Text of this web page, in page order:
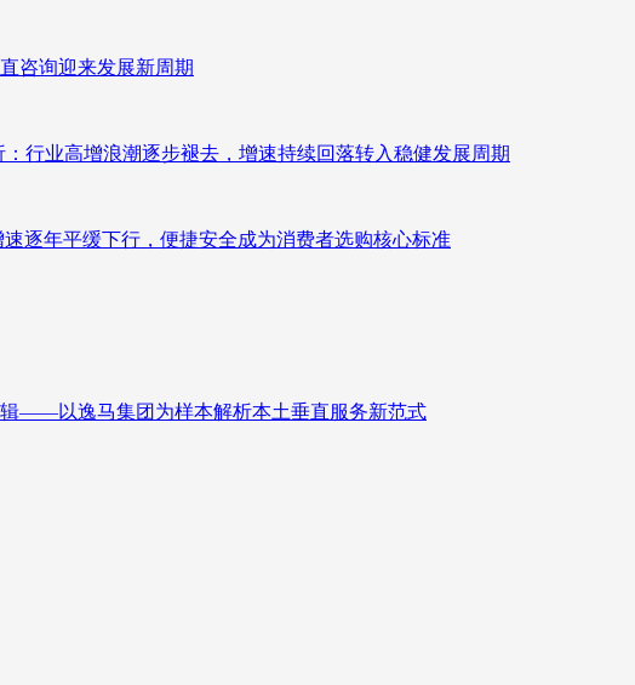
咨询迎来发展新周期
行业高增浪潮逐步褪去，增速持续回落转入稳健发展周期
逐年平缓下行，便捷安全成为消费者选购核心标准
——以逸马集团为样本解析本土垂直服务新范式